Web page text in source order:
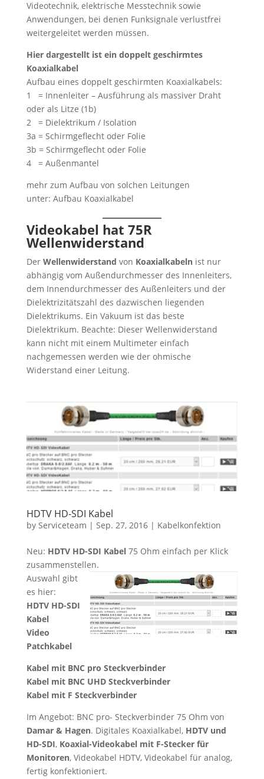
Videotechnik, elektrische Messtechnik sowie
Anwendungen, bei denen Funksignale verlustfrei
weitergeleitet werden müssen.
Hier dargestellt ist ein doppelt geschirmtes
Koaxialkabel
Aufbau eines doppelt geschirmten Koaxialkabels:
1 = Innenleiter – Ausführung als massiver Draht
oder als Litze (1b)
2 = Dielektrikum / Isolation
3a = Schirmgeflecht oder Folie
3b = Schirmgeflecht oder Folie
4 = Außenmantel
mehr zum Aufbau von solchen Leitungen
unter: Aufbau Koaxialkabel
Videokabel hat 75R
Wellenwiderstand
Der Wellenwiderstand von Koaxialkabelnist nur
abhängig vom Außendurchmesser des Innenleiters,
dem Innendurchmesser des Außenleiters und der
Dielektrizitätszahl des dazwischen liegenden
Dielektrikums. Ein Vakuum ist das beste
Dielektrikum. Beachte: Dieser Wellenwiderstand
kann nicht mit einem Multimeter einfach
nachgemessen werden wie der ohmische
Widerstand einer Leitung.
HDTV HD-SDI Kabel
by Serviceteam | Sep. 27, 2016| Kabelkonfektion
Neu: HDTV HD-SDI Kabel75 Ohm einfach per Klick
zusammenstellen.
Auswahl gibt
es hier:
HDTV HD-SDI
Kabel
Video
Patchkabel
Kabel mit BNC pro Steckverbinder
Kabel mit BNC UHD Steckverbinder
Kabel mit F Steckverbinder
Im Angebot: BNC pro- Steckverbinder 75 Ohm von
Damar & Hagen. Digitales Koaxialkabel, HDTV und
HD-SDI, Koaxial-Videokabel mit F-Stecker für
Monitoren, Videokabel HDTV, Videokabel für analog,
fertig konfektioniert.